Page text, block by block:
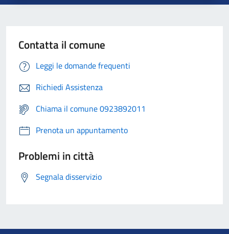
Contatta il comune
Leggi le domande frequenti
Richiedi Assistenza
Chiama il comune 0923892011
Prenota un appuntamento
Problemi in città
Segnala disservizio